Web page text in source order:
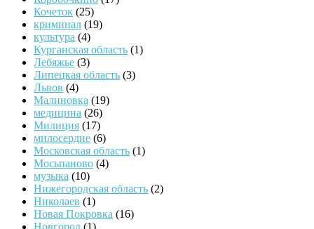
Кочеток (25)
криминал (19)
культура (4)
Курганская область (1)
Лебяжье (3)
Липецкая область (3)
Львов (4)
Малиновка (19)
медицина (26)
Милиция (17)
милосердие (6)
Московская область (1)
Мосьпаново (4)
музыка (10)
Нижегородская область (2)
Николаев (1)
Новая Покровка (16)
Новгород (1)